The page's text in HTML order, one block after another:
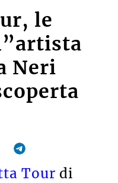
le
Neri
Tour di